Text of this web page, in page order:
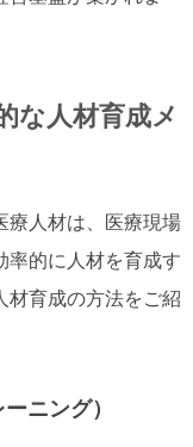
な人材育成メ
療人材は、医療現場
率的に人材を育成す
材育成の方法をご紹
ニング）